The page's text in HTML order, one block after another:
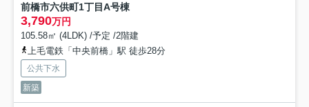
前橋市六供町1丁目A号棟
3,790万円
105.58㎡ (4LDK) /予定 /2階建
上毛電鉄「中央前橋」駅 徒歩28分
公共下水
新築